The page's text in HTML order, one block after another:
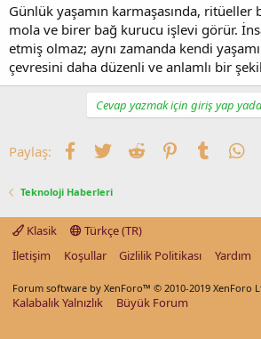
Günlük yaşamın karmaşasında,
mola ve birer bağ kurucu işlevi görür.
etmiş olmaz; aynı zamanda kendi
çevresini daha düzenli ve anlamlı bir
Cevap yazmak için giriş yap yada
Paylaş: Facebook
TwitterReddit PinterestTumblr
Teknoloji Haberleri
Klasik
Türkçe (TR)
İletişim
Koşullar Gizlilik Politikası Yardım
Forum software by XenForo™ © 2010-2019 XenForo
Kalabalık Yalnızlık Büyük Forum